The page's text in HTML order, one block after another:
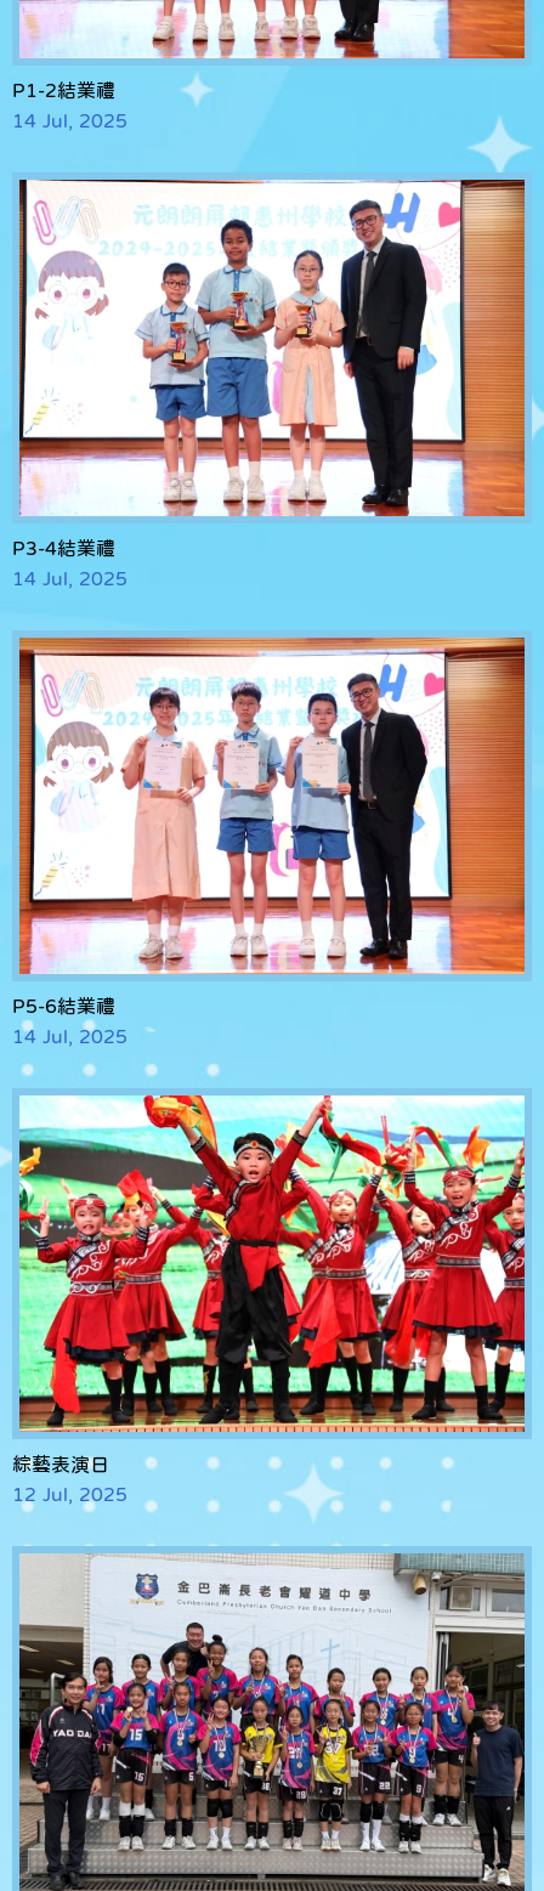
P1-2結業禮
14 Jul, 2025
P3-4結業禮
14 Jul, 2025
P5-6結業禮
14 Jul, 2025
綜藝表演日
12 Jul, 2025